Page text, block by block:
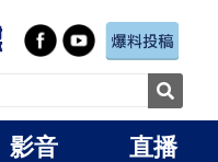
影音 直播